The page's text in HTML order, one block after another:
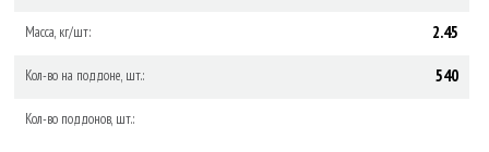
Масса, кг/шт: 2.45
Кол-во на поддоне, шт.: 540
Кол-во поддонов, шт.: